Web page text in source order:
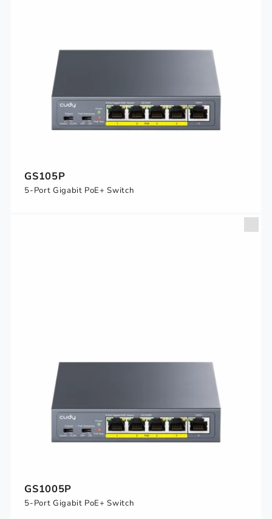
GS105P
5-Port Gigabit PoE+ Switch
GS1005P
5-Port Gigabit PoE+ Switch